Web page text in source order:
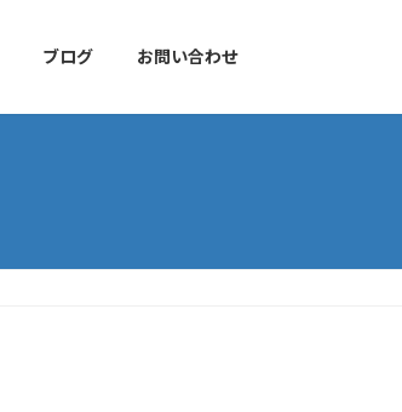
ブログ お問い合わせ